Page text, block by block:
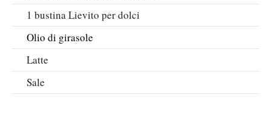
1 bustina Lievito per dolci
Olio di girasole
Latte
Sale